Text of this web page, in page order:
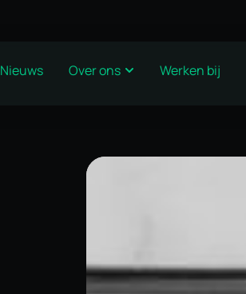
Nieuws Over ons Werken bij